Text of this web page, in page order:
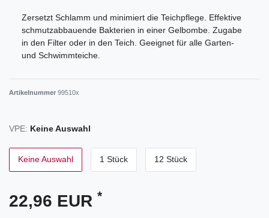
Zersetzt Schlamm und minimiert die Teichpflege. Effektive
schmutzabbauende Bakterien in einer Gelbombe. Zugabe
in den Filter oder in den Teich. Geeignet für alle Garten-
und Schwimmteiche.
Artikelnummer 99510x
VPE: Keine Auswahl
Keine Auswahl 1 Stück 12 Stück
22,96 EUR *